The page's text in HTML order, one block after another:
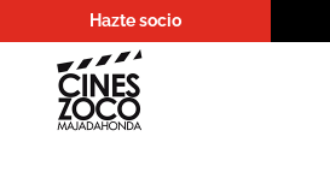
Hazte socio